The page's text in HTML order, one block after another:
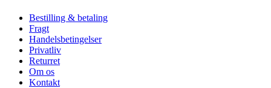
Bestilling & betaling
Fragt
Handelsbetingelser
Privatliv
Returret
Om os
Kontakt